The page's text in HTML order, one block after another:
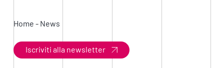
Home - News
Iscriviti alla newsletter